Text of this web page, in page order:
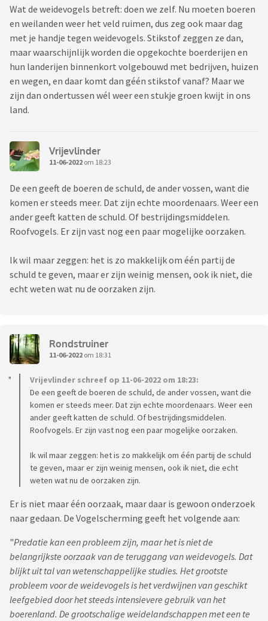
Wat de weidevogels betreft: doen we zelf. Nu moeten boeren
en weilanden weer het veld ruimen, dus zeg ook maar dag
met je handje tegen weidevogels. Stikstof zeggen ze dan,
maar waarschijnlijk worden die opgekochte boerderijen en
hun landerijen binnenkort volgebouwd met bedrijven, huizen
en wegen, en daar komt dan géén stikstof vanaf? Maar we
zijn dan ondertussen wél weer een stukje groen kwijt in ons
land.
Vrijevlinder
11-06-2022 om 18:23
De een geeft de boeren de schuld, de ander vossen, want die
komen er steeds meer. Dat zijn echte moordenaars. Weer een
ander geeft katten de schuld. Of bestrijdingsmiddelen.
Roofvogels. Er zijn vast nog een paar mogelijke oorzaken.
Ik wil maar zeggen: het is zo makkelijk om één partij de
schuld te geven, maar er zijn weinig mensen, ook ik niet, die
echt weten wat nu de oorzaken zijn.
Rondstruiner
11-06-2022 om 18:31
Vrijevlinder schreef op 11-06-2022 om 18:23:
De een geeft de boeren de schuld, de ander vossen, want die
komen er steeds meer. Dat zijn echte moordenaars. Weer een
ander geeft katten de schuld. Of bestrijdingsmiddelen.
Roofvogels. Er zijn vast nog een paar mogelijke oorzaken.
Ik wil maar zeggen: het is zo makkelijk om één partij de schuld
te geven, maar er zijn weinig mensen, ook ik niet, die echt
weten wat nu de oorzaken zijn.
Er is niet maar één oorzaak, maar daar is gewoon onderzoek
naar gedaan. De Vogelscherming geeft het volgende aan:
"Predatie kan een probleem zijn, maar het is niet de
belangrijkste oorzaak van de teruggang van weidevogels. Dat
blijkt uit tal van wetenschappelijke studies. Het grootste
probleem voor de weidevogels is het verdwijnen van geschikt
leefgebied door het steeds intensievere gebruik van het
boerenland. De grootschalige weidelandschappen met een te